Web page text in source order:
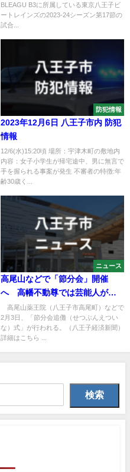
BLEAGU B3に所属している東京八王子ビ
ートレインズの2023-24シーズン第17節の
試合...
防犯情報
2023年12月6日 八王子市内 防犯
情報
12/6(水)15:20頃 場所：宇津木町の敷地内
内容：女子小学生が帰宅途中、男に無言で
手を握られる事案が発生 不審者の特徴:年
齢30歳く...
ニュース
高尾山などで「節分会」開催
へ 高幡不動尊では芸能人が豆
まき
高尾山薬王院（八王子市高尾町）などで
2月3日、「節分会追儺（せつぶんえつい
な）式」が行われる。（八王子経済新聞）
詳細はこちら ...
検索